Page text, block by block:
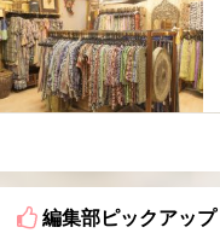
編集部ピックアップ